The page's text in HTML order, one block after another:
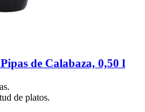
de Calabaza, 0,50 l
de platos.